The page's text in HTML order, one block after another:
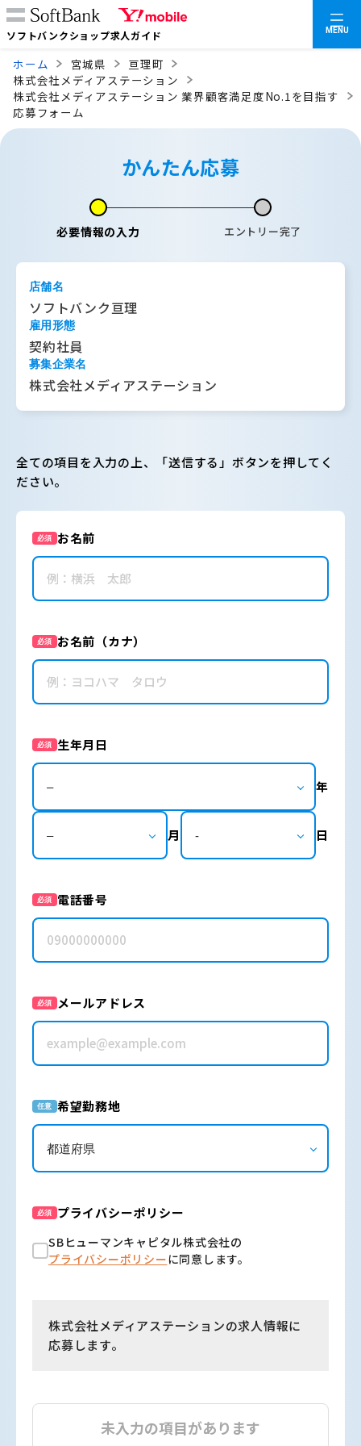
ソフトバンクショップ求人ガイド MENU
ホーム 宮城県
亘理町
株式会社メディアステーション
株式会社メディアステーション 業界顧客満足度No.1を目指す
応募フォーム
かんたん応募
必要情報の入力 エントリー完了
店舗名
ソフトバンク亘理
雇用形態
契約社員
募集企業名
株式会社メディアステーション
全ての項目を入力の上、「送信する」ボタンを押してく
ださい。
必須 お名前
必須 お名前（カナ）
必須 生年月日
年
月 日
必須 電話番号
必須 メールアドレス
任意 希望勤務地
必須 プライバシーポリシー
SBヒューマンキャピタル株式会社の
プライバシーポリシーに同意します。
株式会社メディアステーションの求人情報に
応募します。
未入力の項目があります